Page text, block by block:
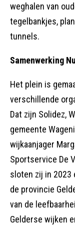
weghalen van
tegelbankjes,
tunnels.
Samenwerking
Het plein is
verschillende
Dat zijn Solidez,
gemeente
wijkaanjager
Sportservice De
sloten zij in 2023
de provincie
van de
Gelderse wijken